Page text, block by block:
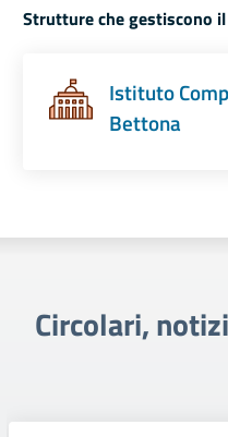
Strutture che gestiscono
Istituto
Bettona
Circolari,